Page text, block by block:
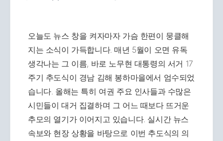
오늘도 뉴스 창을 켜자마자 가슴 한편이 뭉클해
지는 소식이 가득합니다. 매년 5월이 오면 유독
생각나는 그 이름, 바로 노무현 대통령의 서거 17
주기 추도식이 경남 김해 봉하마을에서 엄수되었
습니다. 올해는 특히 여권 주요 인사들과 수많은
시민들이 대거 집결하며 그 어느 때보다 뜨거운
추모의 열기가 이어지고 있습니다. 실시간 뉴스
속보와 현장 상황을 바탕으로 이번 추도식의 의